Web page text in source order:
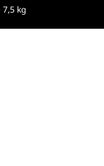
7,5 kg